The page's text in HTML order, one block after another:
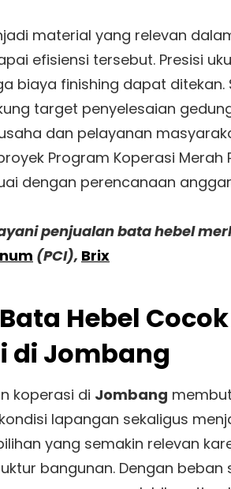
material yang relevan
efisiensi tersebut. Presisi
biaya finishing dapat
target penyelesaian
dan pelayanan
Program Koperasi
dengan perencanaan
penjualan bata hebel
(PCI), Brix
Hebel
di Jombang
koperasi di Jombang
lapangan sekaligus
yang semakin relevan
bangunan. Dengan